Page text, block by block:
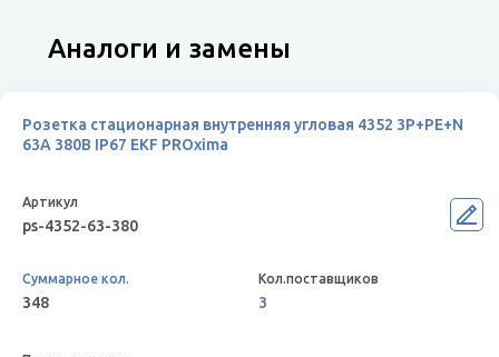
Аналоги и замены
Розетка стационарная внутренняя угловая 4352 3Р+РЕ+N
63А 380В IP67 EKF PROxima
ps-4352-63-380
348 3